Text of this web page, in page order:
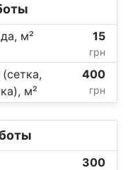
м² 15
грн
м²
400
грн
300